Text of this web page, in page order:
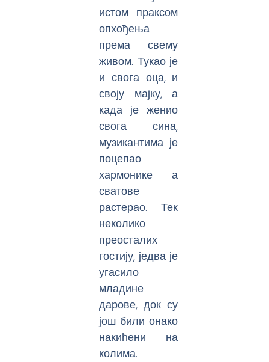
истом праксом
опхођења
према свему
живом. Тукао је
и свога оца, и
своју мајку, а
када је женио
свога сина,
музикантима је
поцепао
хармонике а
сватове
растерао. Тек
неколико
преосталих
гостију, једва је
угасило
младине
дарове, док су
још били онако
накићени на
колима.